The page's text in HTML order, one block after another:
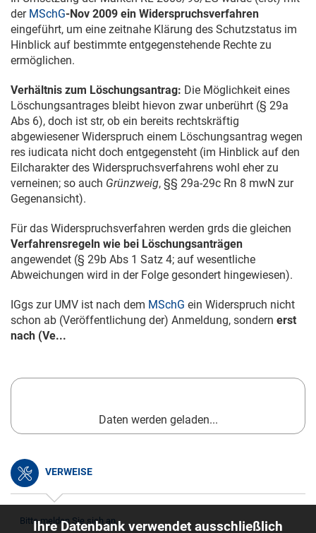
der MSchG-Nov 2009 ein Widerspruchsverfahren
eingeführt, um eine zeitnahe Klärung des Schutzstatus im
Hinblick auf bestimmte entgegenstehende Rechte zu
ermöglichen.
Verhältnis zum Löschungsantrag: Die Möglichkeit eines
Löschungsantrages bleibt hievon zwar unberührt (§ 29a
Abs 6), doch ist str, ob ein bereits rechtskräftig
abgewiesener Widerspruch einem Löschungsantrag wegen
res iudicata nicht doch entgegensteht (im Hinblick auf den
Eilcharakter des Widerspruchsverfahrens wohl eher zu
verneinen; so auch Grünzweig, §§ 29a-29c Rn 8 mwN zur
Gegenansicht).
Für das Widerspruchsverfahren werden grds die gleichen
Verfahrensregeln wie bei Löschungsanträgen
angewendet (§ 29b Abs 1 Satz 4; auf wesentliche
Abweichungen wird in der Folge gesondert hingewiesen).
IGgs zur UMV ist nach dem MSchG ein Widerspruch nicht
schon ab (Veröffentlichung der) Anmeldung, sondern erst
nach (Ve...
Daten werden geladen...
VERWEISE
Bitte melden Sie sich an.
Ihre Datenbank verwendet ausschließlich